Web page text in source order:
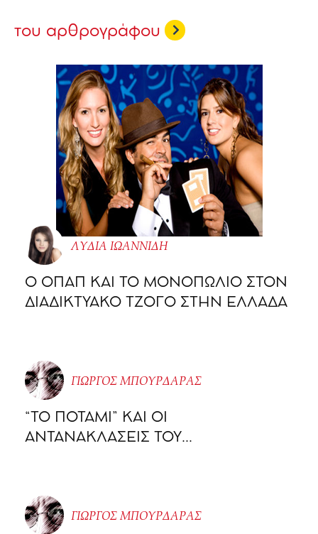
του αρθρογράφου
ΛΥΔΙΑ ΙΩΑΝΝΙΔΗ
O ΟΠΑΠ ΚΑΙ ΤΟ ΜΟΝΟΠΩΛΙΟ ΣΤΟΝ
ΔΙΑΔΙΚΤΥΑΚΟ ΤΖΟΓΟ ΣΤΗΝ ΕΛΛΑΔΑ
ΓΙΩΡΓΟΣ ΜΠΟΥΡΔΑΡΑΣ
“ΤΟ ΠΟΤΑΜΙ” ΚΑΙ ΟΙ
ΑΝΤΑΝΑΚΛΑΣΕΙΣ ΤΟΥ…
ΓΙΩΡΓΟΣ ΜΠΟΥΡΔΑΡΑΣ